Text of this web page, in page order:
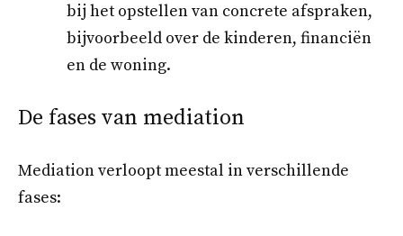
bij het opstellen van concrete afspraken,
bijvoorbeeld over de kinderen, financiën
en de woning.
De fases van mediation
Mediation verloopt meestal in verschillende
fases: